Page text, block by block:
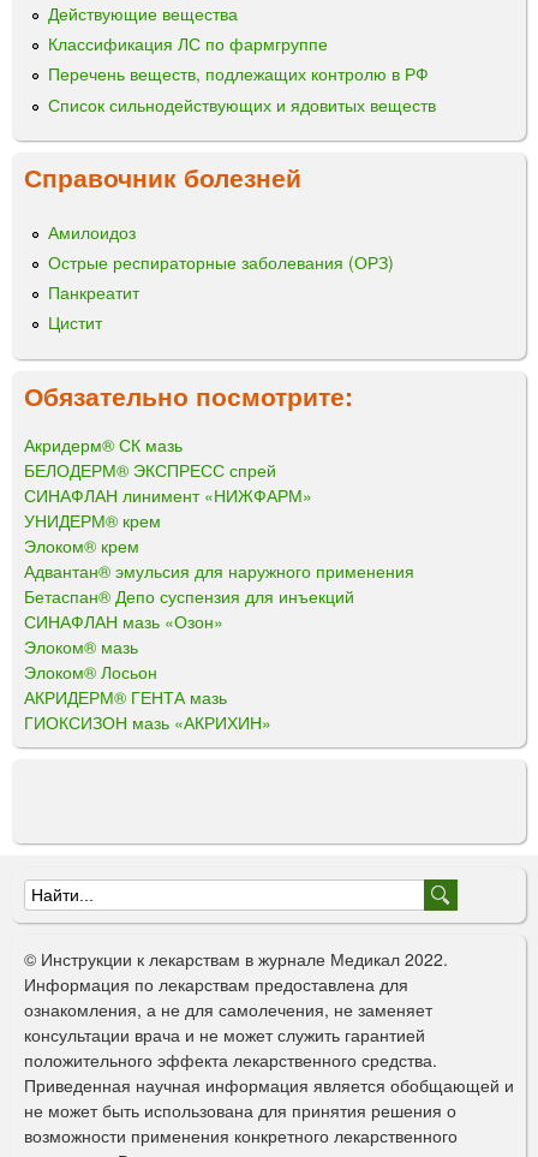
Действующие вещества
Классификация ЛС по фармгруппе
Перечень веществ, подлежащих контролю в РФ
Список сильнодействующих и ядовитых веществ
Справочник болезней
Амилоидоз
Острые респираторные заболевания (ОРЗ)
Панкреатит
Цистит
Обязательно посмотрите:
Акридерм® СК мазь
БЕЛОДЕРМ® ЭКСПРЕСС спрей
СИНАФЛАН линимент «НИЖФАРМ»
УНИДЕРМ® крем
Элоком® крем
Адвантан® эмульсия для наружного применения
Бетаспан® Депо суспензия для инъекций
СИНАФЛАН мазь «Озон»
Элоком® мазь
Элоком® Лосьон
АКРИДЕРМ® ГЕНТА мазь
ГИОКСИЗОН мазь «АКРИХИН»
Ф
о
р
м
а
п
о
© Инструкции к лекарствам в журнале Медикал 2022.
Информация по лекарствам предоставлена для
ознакомления, а не для самолечения, не заменяет
консультации врача и не может служить гарантией
положительного эффекта лекарственного средства.
Приведенная научная информация является обобщающей и
не может быть использована для принятия решения о
возможности применения конкретного лекарственного